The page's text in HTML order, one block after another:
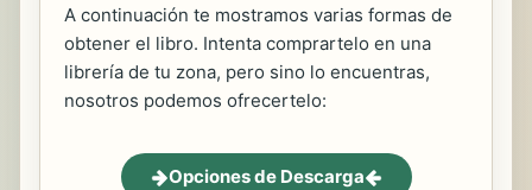
A continuación te mostramos varias formas de
obtener el libro. Intenta comprartelo en una
librería de tu zona, pero sino lo encuentras,
nosotros podemos ofrecertelo:
Opciones de Descarga